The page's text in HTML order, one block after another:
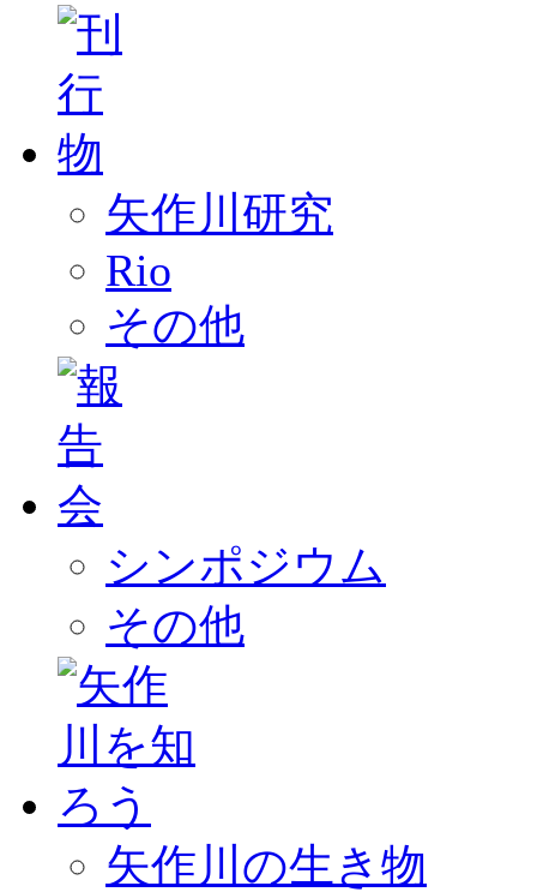
矢作川研究
Rio
その他
シンポジウム
その他
矢作川の生き物